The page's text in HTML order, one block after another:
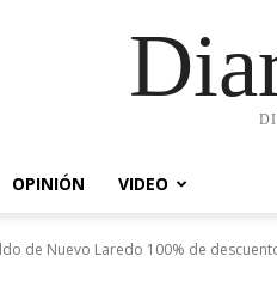
OPINIÓN VIDEO
de Nuevo Laredo 100% de